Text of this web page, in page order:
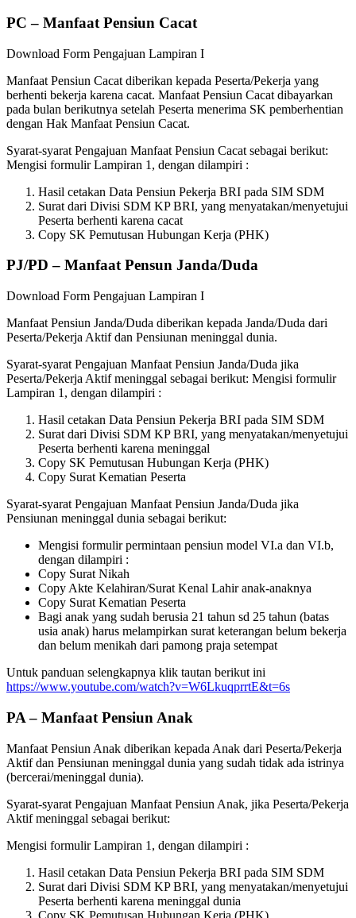
PC – Manfaat Pensiun Cacat
Download Form Pengajuan Lampiran I
Manfaat Pensiun Cacat diberikan kepada Peserta/Pekerja yang
berhenti bekerja karena cacat. Manfaat Pensiun Cacat dibayarkan
pada bulan berikutnya setelah Peserta menerima SK pemberhentian
dengan Hak Manfaat Pensiun Cacat.
Syarat-syarat Pengajuan Manfaat Pensiun Cacat sebagai berikut:
Mengisi formulir Lampiran 1, dengan dilampiri :
Hasil cetakan Data Pensiun Pekerja BRI pada SIM SDM
Surat dari Divisi SDM KP BRI, yang menyatakan/menyetujui
Peserta berhenti karena cacat
Copy SK Pemutusan Hubungan Kerja (PHK)
PJ/PD – Manfaat Pensun Janda/Duda
Download Form Pengajuan Lampiran I
Manfaat Pensiun Janda/Duda diberikan kepada Janda/Duda dari
Peserta/Pekerja Aktif dan Pensiunan meninggal dunia.
Syarat-syarat Pengajuan Manfaat Pensiun Janda/Duda jika
Peserta/Pekerja Aktif meninggal sebagai berikut: Mengisi formulir
Lampiran 1, dengan dilampiri :
Hasil cetakan Data Pensiun Pekerja BRI pada SIM SDM
Surat dari Divisi SDM KP BRI, yang menyatakan/menyetujui
Peserta berhenti karena meninggal
Copy SK Pemutusan Hubungan Kerja (PHK)
Copy Surat Kematian Peserta
Syarat-syarat Pengajuan Manfaat Pensiun Janda/Duda jika
Pensiunan meninggal dunia sebagai berikut:
Mengisi formulir permintaan pensiun model VI.a dan VI.b,
dengan dilampiri :
Copy Surat Nikah
Copy Akte Kelahiran/Surat Kenal Lahir anak-anaknya
Copy Surat Kematian Peserta
Bagi anak yang sudah berusia 21 tahun sd 25 tahun (batas
usia anak) harus melampirkan surat keterangan belum bekerja
dan belum menikah dari pamong praja setempat
Untuk panduan selengkapnya klik tautan berikut ini
https://www.youtube.com/watch?v=W6LkuqprrtE&t=6s
PA – Manfaat Pensiun Anak
Manfaat Pensiun Anak diberikan kepada Anak dari Peserta/Pekerja
Aktif dan Pensiunan meninggal dunia yang sudah tidak ada istrinya
(bercerai/meninggal dunia).
Syarat-syarat Pengajuan Manfaat Pensiun Anak, jika Peserta/Pekerja
Aktif meninggal sebagai berikut:
Mengisi formulir Lampiran 1, dengan dilampiri :
Hasil cetakan Data Pensiun Pekerja BRI pada SIM SDM
Surat dari Divisi SDM KP BRI, yang menyatakan/menyetujui
Peserta berhenti karena meninggal dunia
Copy SK Pemutusan Hubungan Kerja (PHK)